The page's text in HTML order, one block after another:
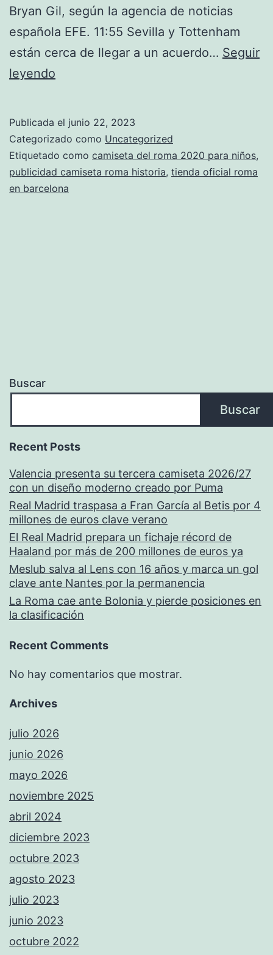
Bryan Gil, según la agencia de noticias
española EFE. 11:55 Sevilla y Tottenham
están cerca de llegar a un acuerdo… Seguir
leyendo
decathlon
Publicada el junio 22, 2023
Categorizado como Uncategorized
Etiquetado como camiseta del roma 2020 para niños,
publicidad camiseta roma historia, tienda oficial roma
en barcelona
Buscar
Buscar
Recent Posts
Valencia presenta su tercera camiseta 2026/27
con un diseño moderno creado por Puma
Real Madrid traspasa a Fran García al Betis por 4
millones de euros clave verano
El Real Madrid prepara un fichaje récord de
Haaland por más de 200 millones de euros ya
Meslub salva al Lens con 16 años y marca un gol
clave ante Nantes por la permanencia
La Roma cae ante Bolonia y pierde posiciones en
la clasificación
Recent Comments
No hay comentarios que mostrar.
Archives
julio 2026
junio 2026
mayo 2026
noviembre 2025
abril 2024
diciembre 2023
octubre 2023
agosto 2023
julio 2023
junio 2023
octubre 2022